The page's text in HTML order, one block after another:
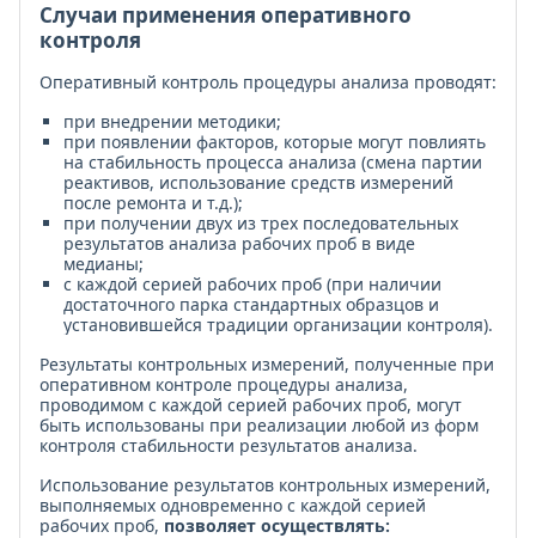
Случаи применения оперативного
контроля
Оперативный контроль процедуры анализа проводят:
при внедрении методики;
при появлении факторов, которые могут повлиять
на стабильность процесса анализа (смена партии
реактивов, использование средств измерений
после ремонта и т.д.);
при получении двух из трех последовательных
результатов анализа рабочих проб в виде
медианы;
с каждой серией рабочих проб (при наличии
достаточного парка стандартных образцов и
установившейся традиции организации контроля).
Результаты контрольных измерений, полученные при
оперативном контроле процедуры анализа,
проводимом с каждой серией рабочих проб, могут
быть использованы при реализации любой из форм
контроля стабильности результатов анализа.
Использование результатов контрольных измерений,
выполняемых одновременно с каждой серией
рабочих проб, позволяет осуществлять: